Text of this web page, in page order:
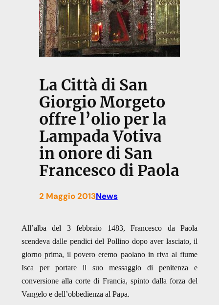
La Città di San
Giorgio Morgeto
offre l’olio per la
Lampada Votiva
in onore di San
Francesco di Paola
2 Maggio 2013News
All’alba del 3 febbraio 1483, Francesco da Paola
scendeva dalle pendici del Pollino dopo aver lasciato, il
giorno prima, il povero eremo paolano in riva al fiume
Isca per portare il suo messaggio di penitenza e
conversione alla corte di Francia, spinto dalla forza del
Vangelo e dell’obbedienza al Papa.